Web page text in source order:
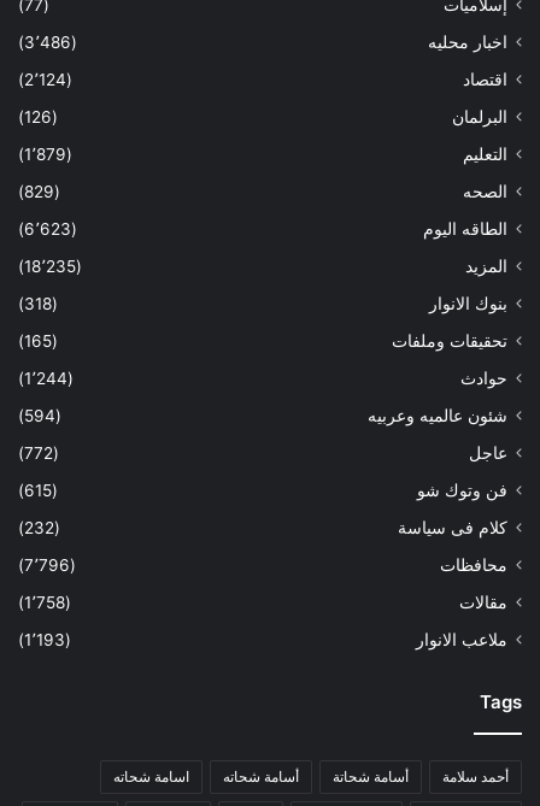
إسلاميات
(77)
اخبار محليه
(3٬486)
اقتصاد
(2٬124)
البرلمان
(126)
التعليم
(1٬879)
الصحه
(829)
الطاقه اليوم
(6٬623)
المزيد
(18٬235)
بنوك الانوار
(318)
تحقيقات وملفات
(165)
حوادث
(1٬244)
شئون عالميه وعربيه
(594)
عاجل
(772)
فن وتوك شو
(615)
كلام فى سياسة
(232)
محافظات
(7٬796)
مقالات
(1٬758)
ملاعب الانوار
(1٬193)
Tags
أحمد سلامة أسامة شحاتة أسامة شحاته اسامة شحاته